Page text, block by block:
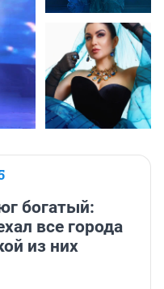
богатый:
все города
из них